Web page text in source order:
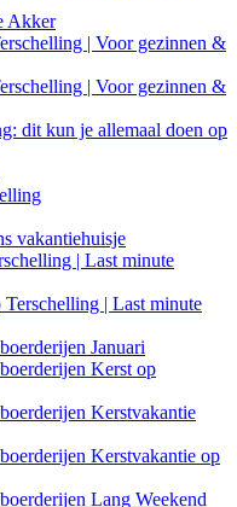
Akker
| Voor gezinnen &
| Voor gezinnen &
dit kun je allemaal doen op
vakantiehuisje
| Last minute
| Last minute
Januari
Kerst op
Kerstvakantie
Kerstvakantie op
Lang Weekend